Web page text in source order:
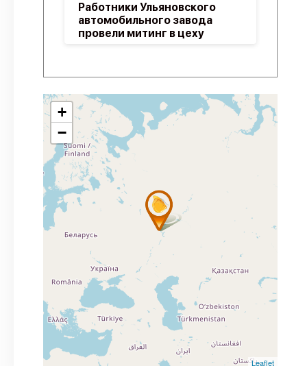
Работники Ульяновского
автомобильного завода
провели митинг в цеху
+
−
Leaflet